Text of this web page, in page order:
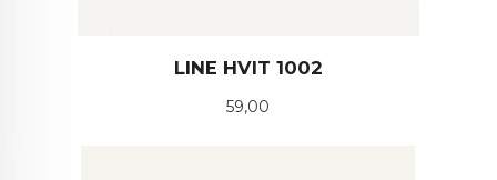
LINE HVIT 1002
Pris
59,00